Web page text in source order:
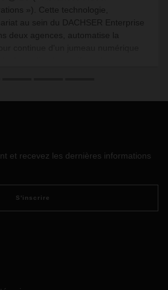
»). Cette technologie,
au sein du DACHSER Enterprise
deux agences, automatise la
et recevez les dernières informations
S'inscrire